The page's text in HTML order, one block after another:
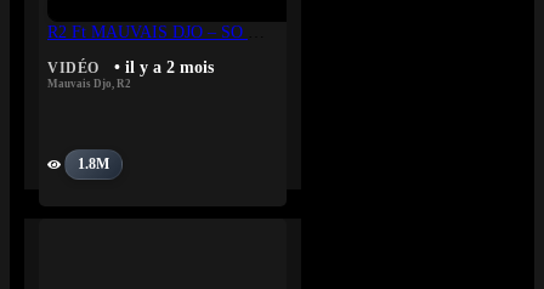
VIDÉO • il y a 2 mois
Mauvais Djo, R2
1.8M